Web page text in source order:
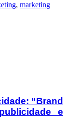
, marketing
“Brand
e